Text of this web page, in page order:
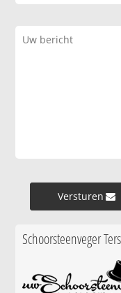
Versturen »
Schoorsteenveger